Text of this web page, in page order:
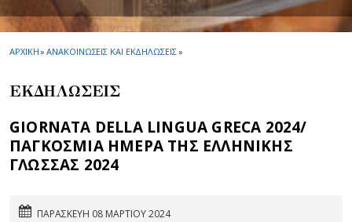
ΑΡΧΙΚΗ» ΑΝΑΚΟΙΝΩΣΕΙΣ ΚΑΙ ΕΚΔΗΛΩΣΕΙΣ»
ΕΚΔΗΛΩΣΕΙΣ
GIORNATA DELLA LINGUA GRECA 2024/
ΠΑΓΚΟΣΜΙΑ ΗΜΕΡΑ ΤΗΣ ΕΛΛΗΝΙΚΗΣ
ΓΛΩΣΣΑΣ 2024
ΠΑΡΑΣΚΕΥΗ 08 ΜΑΡΤΙΟΥ 2024